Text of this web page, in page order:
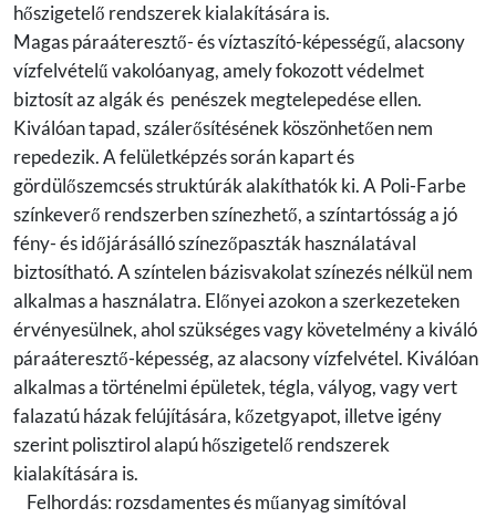
hőszigetelő rendszerek kialakítására is.
Magas páraáteresztő- és víztaszító-képességű, alacsony
vízfelvételű vakolóanyag, amely fokozott védelmet
biztosít az algák és penészek megtelepedése ellen.
Kiválóan tapad, szálerősítésének köszönhetően nem
repedezik. A felületképzés során kapart és
gördülőszemcsés struktúrák alakíthatók ki. A Poli-Farbe
színkeverő rendszerben színezhető, a színtartósság a jó
fény- és időjárásálló színezőpaszták használatával
biztosítható. A színtelen bázisvakolat színezés nélkül nem
alkalmas a használatra. Előnyei azokon a szerkezeteken
érvényesülnek, ahol szükséges vagy követelmény a kiváló
páraáteresztő-képesség, az alacsony vízfelvétel. Kiválóan
alkalmas a történelmi épületek, tégla, vályog, vagy vert
falazatú házak felújítására, kőzetgyapot, illetve igény
szerint polisztirol alapú hőszigetelő rendszerek
kialakítására is.
Felhordás: rozsdamentes és műanyag simítóval